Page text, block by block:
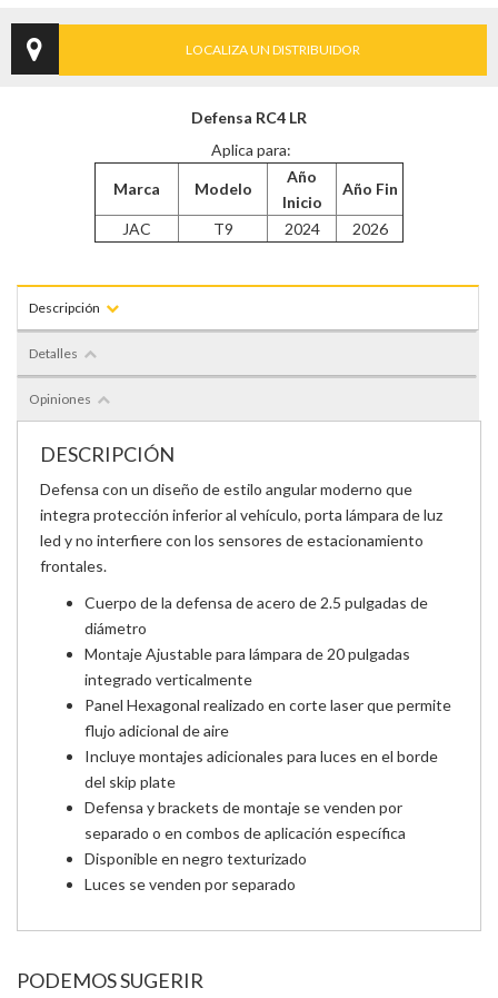
LOCALIZA UN DISTRIBUIDOR
Defensa RC4 LR
Aplica para:
Marca Modelo
Año
Inicio
Año Fin
JAC T9 2024 2026
Descripción
Detalles
Opiniones
DESCRIPCIÓN
Defensa con un diseño de estilo angular moderno que
integra protección inferior al vehículo, porta lámpara de luz
led y no interfiere con los sensores de estacionamiento
frontales.
Cuerpo de la defensa de acero de 2.5 pulgadas de
diámetro
Montaje Ajustable para lámpara de 20 pulgadas
integrado verticalmente
Panel Hexagonal realizado en corte laser que permite
flujo adicional de aire
Incluye montajes adicionales para luces en el borde
del skip plate
Defensa y brackets de montaje se venden por
separado o en combos de aplicación específica
Disponible en negro texturizado
Luces se venden por separado
PODEMOS SUGERIR